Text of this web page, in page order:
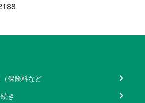
保険料など
き